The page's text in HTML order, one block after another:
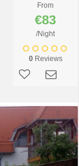
From
€83
/Night
0Reviews